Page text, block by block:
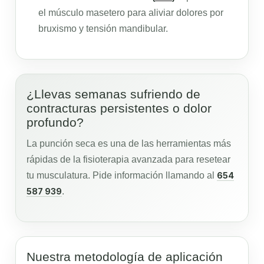
el músculo masetero para aliviar dolores por
bruxismo y tensión mandibular.
¿Llevas semanas sufriendo de
contracturas persistentes o dolor
profundo?
La punción seca es una de las herramientas más
rápidas de la fisioterapia avanzada para resetear
tu musculatura. Pide información llamando al 654
587 939.
Nuestra metodología de aplicación